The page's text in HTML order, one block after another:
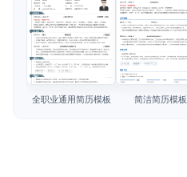
AI 职场工具 New
简历模板
简历教程
查看模板
全职业通用简历模板
查看模板
简洁简历模板